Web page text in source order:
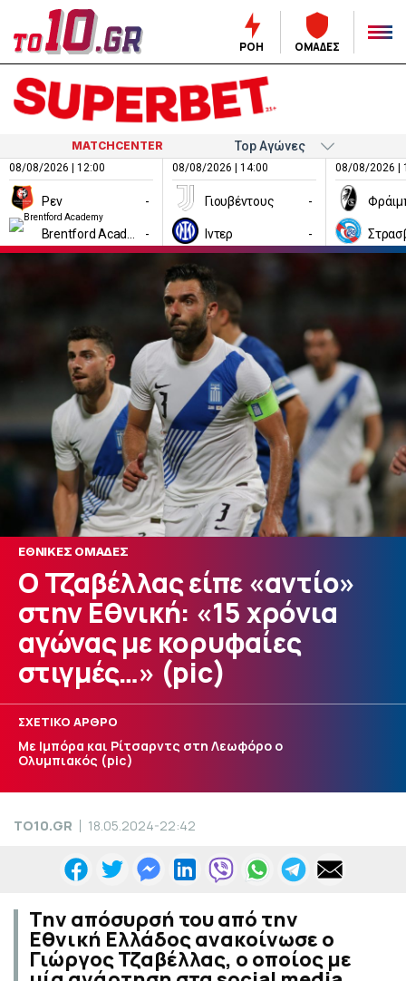
ΡΟΗ ΟΜΑΔΕΣ
MATCHCENTER
08/08/2026 | 12:00
Ρεν -
-
08/08/2026 | 14:00
Γιουβέντους -
Ιντερ -
08/08/2026 |
ΕΘΝΙΚΕΣ ΟΜΑΔΕΣ
Ο Τζαβέλλας είπε «αντίο»
στην Εθνική: «15 χρόνια
αγώνας με κορυφαίες
στιγμές…» (pic)
ΣΧΕΤΙΚΟ ΑΡΘΡΟ
Με Ιμπόρα και Ρίτσαρντς στη Λεωφόρο ο
Ολυμπιακός (pic)
TO10.GR 18.05.2024-22:42
Την απόσυρσή του από την
Εθνική Ελλάδος ανακοίνωσε ο
Γιώργος Τζαβέλλας, ο οποίος με